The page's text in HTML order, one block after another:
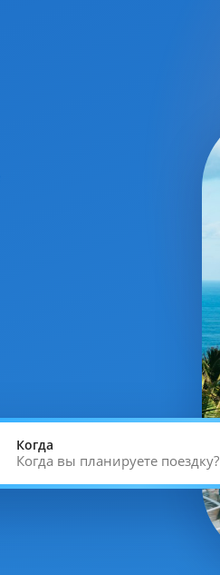
Когда
Когда вы планируете поездку?